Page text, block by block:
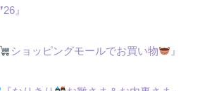
❜26』
ショッピングモールでお買い物 』